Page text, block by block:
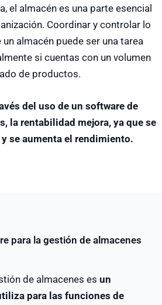
el almacén es una parte esencial
Coordinar y controlar lo
almacén puede ser una tarea
si cuentas con un volumen
de productos.
del uso de un software de
la rentabilidad mejora, ya que se
se aumenta el rendimiento.
para la gestión de almacenes
de almacenes es un
para las funciones de